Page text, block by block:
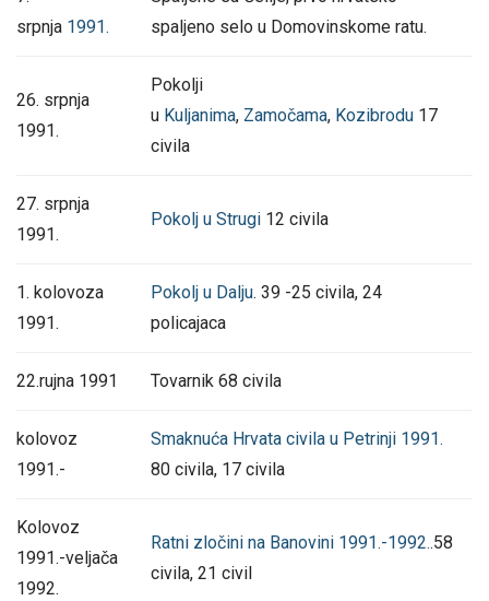
srpnja 1991.
spaljeno selo u Domovinskome ratu.
26. srpnja
1991.
Pokolji
u Kuljanima, Zamočama, Kozibrodu17
civila
27. srpnja
1991.
Pokolj u Strugi12 civila
1. kolovoza
1991.
Pokolj u Dalju. 39 -25 civila, 24
policajaca
22.rujna 1991 Tovarnik 68 civila
kolovoz
1991.-
Smaknuća Hrvata civila u Petrinji 1991.
80 civila, 17 civila
Kolovoz
1991.-veljača
1992.
Ratni zločini na Banovini 1991.-1992..58
civila, 21 civil